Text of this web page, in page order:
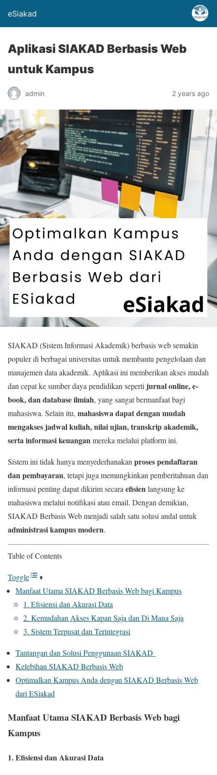
eSiakad
Aplikasi SIAKAD Berbasis Web
untuk Kampus
admin 2 years ago
SIAKAD (Sistem Informasi Akademik) berbasis web semakin
populer di berbagai universitas untuk membantu pengelolaan dan
manajemen data akademik. Aplikasi ini memberikan akses mudah
dan cepat ke sumber daya pendidikan seperti jurnal online, e-
book, dan database ilmiah, yang sangat bermanfaat bagi
mahasiswa. Selain itu, mahasiswa dapat dengan mudah
mengakses jadwal kuliah, nilai ujian, transkrip akademik,
serta informasi keuanganmereka melalui platform ini.
Sistem ini tidak hanya menyederhanakan proses pendaftaran
dan pembayaran, tetapi juga memungkinkan pemberitahuan dan
informasi penting dapat dikirim secara efisienlangsung ke
mahasiswa melalui notifikasi atau email. Dengan demikian,
SIAKAD Berbasis Web menjadi salah satu solusi andal untuk
administrasi kampus modern.
Table of Contents
Toggle
Manfaat Utama SIAKAD Berbasis Web bagi Kampus
1. Efisiensi dan Akurasi Data
2. Kemudahan Akses Kapan Saja dan Di Mana Saja
3. Sistem Terpusat dan Terintegrasi
Tantangan dan Solusi Penggunaan SIAKAD
Kelebihan SIAKAD Berbasis Web
Optimalkan Kampus Anda dengan SIAKAD Berbasis Web
dari ESiakad
Manfaat Utama SIAKAD Berbasis Web bagi
Kampus
1.Efisiensi dan Akurasi Data